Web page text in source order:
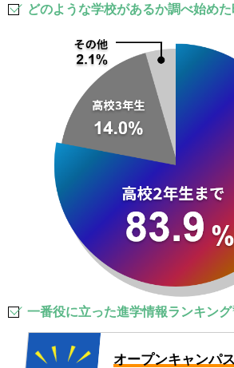
どのような学校があるか調べ始めた
一番役に立った進学情報ランキング
オープンキャンパス